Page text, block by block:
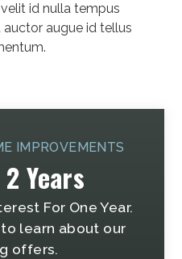
id nulla tempus
augue id tellus
IMPROVEMENTS
Years
For One Year.
learn about our
offers.